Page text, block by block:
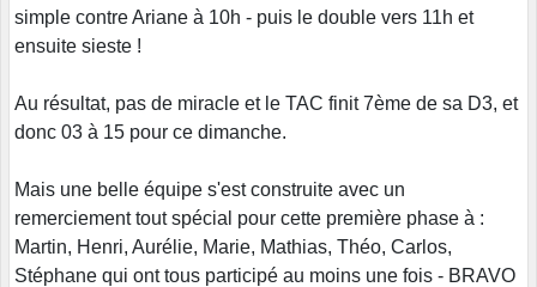
simple contre Ariane à 10h - puis le double vers 11h et
ensuite sieste !
Au résultat, pas de miracle et le TAC finit 7ème de sa D3, et
donc 03 à 15 pour ce dimanche.
Mais une belle équipe s'est construite avec un
remerciement tout spécial pour cette première phase à :
Martin, Henri, Aurélie, Marie, Mathias, Théo, Carlos,
Stéphane qui ont tous participé au moins une fois - BRAVO